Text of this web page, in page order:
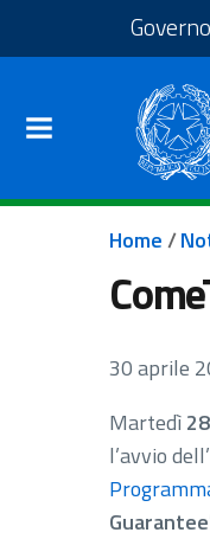
Salta al contenuto
Home/
30 aprile
Martedì
l’avvio
Guarantee